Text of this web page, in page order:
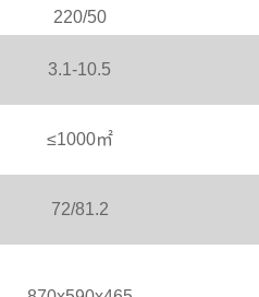
220/50
3.1-10.5
≤1000㎡
72/81.2